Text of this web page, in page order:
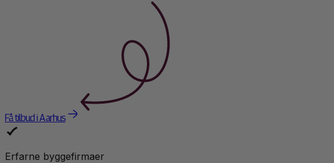
Få tilbud i Aarhus
Erfarne byggefirmaer